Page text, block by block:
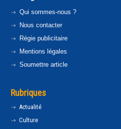
Qui sommes-nous ?
Nous contacter
Régie publicitaire
Mentions légales
Soumettre article
Rubriques
Actualité
Culture